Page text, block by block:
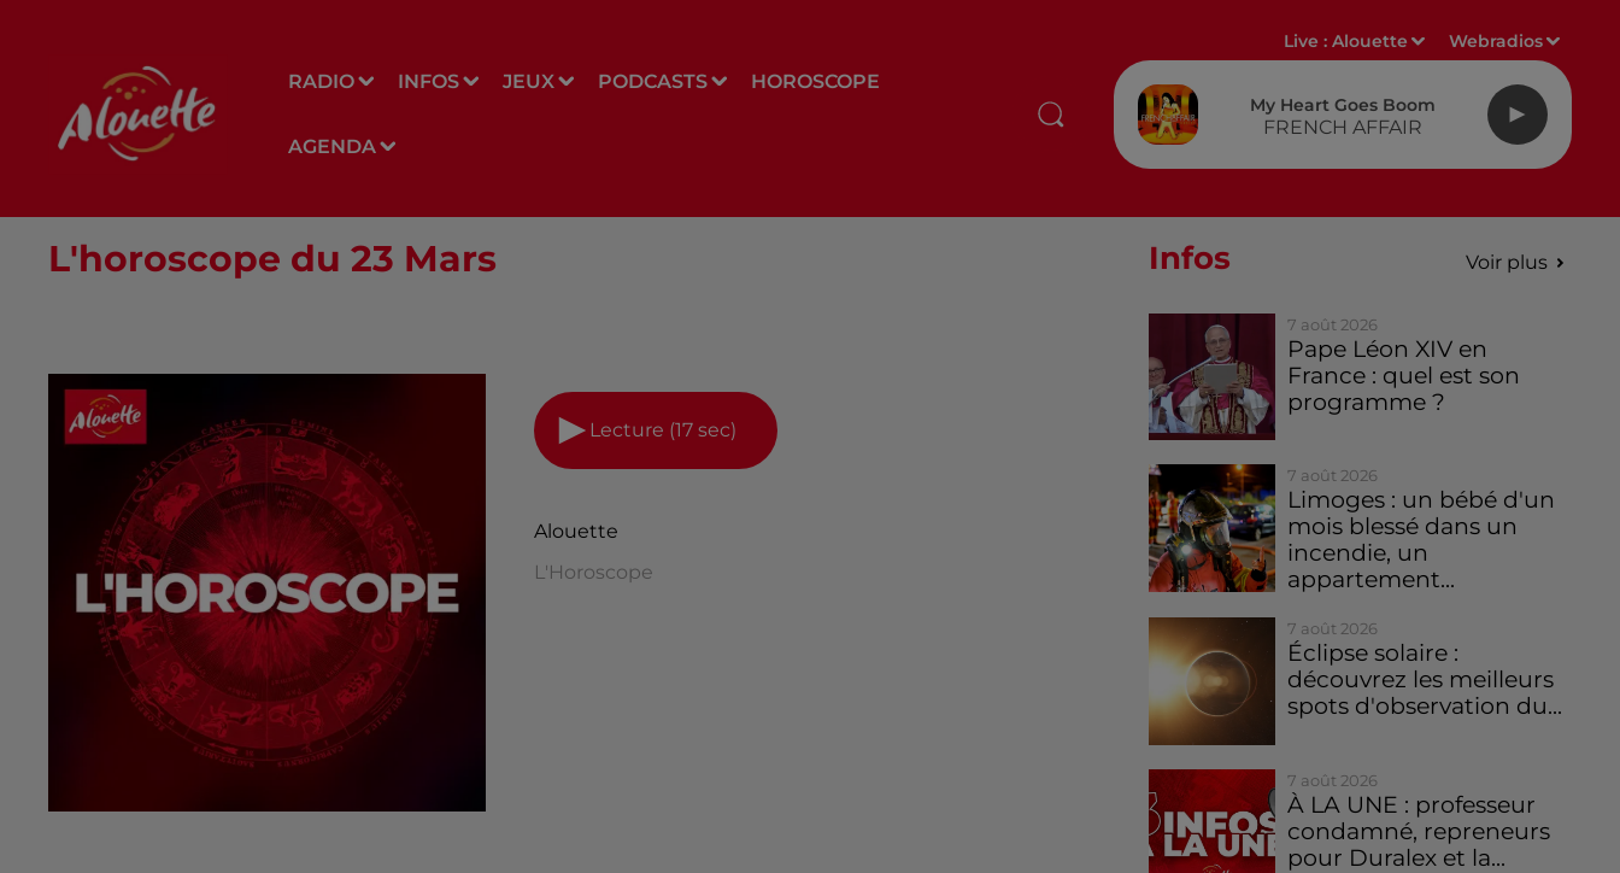
RADIO INFOS JEUX PODCASTS HOROSCOPE
AGENDA
Live :Alouette Webradios
My Heart Goes Boom
FRENCH AFFAIR
L'horoscope du 23 Mars
Lecture (17 sec)
Alouette
L'Horoscope
Infos Voir plus
7 août 2026
Pape Léon XIV en
France : quel est son
programme ?
7 août 2026
Limoges : un bébé d'un
mois blessé dans un
incendie, un
appartement...
7 août 2026
Éclipse solaire :
découvrez les meilleurs
spots d'observation du...
7 août 2026
À LA UNE : professeur
condamné, repreneurs
pour Duralex et la...